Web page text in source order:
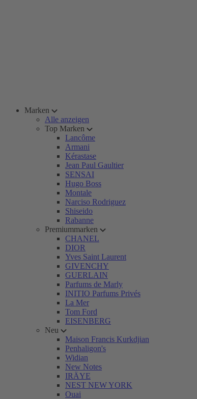
Marken
Alle anzeigen
Top Marken
Lancôme
Armani
Kérastase
Jean Paul Gaultier
SENSAI
Hugo Boss
Montale
Narciso Rodriguez
Shiseido
Rabanne
Premiummarken
CHANEL
DIOR
Yves Saint Laurent
GIVENCHY
GUERLAIN
Parfums de Marly
INITIO Parfums Privés
La Mer
Tom Ford
EISENBERG
Neu
Maison Francis Kurkdjian
Penhaligon's
Widian
New Notes
IRÄYE
NEST NEW YORK
Ouai